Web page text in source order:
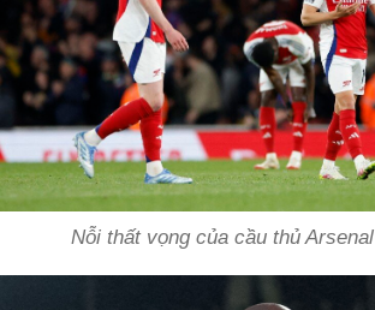
Nỗi thất vọng của cầu thủ